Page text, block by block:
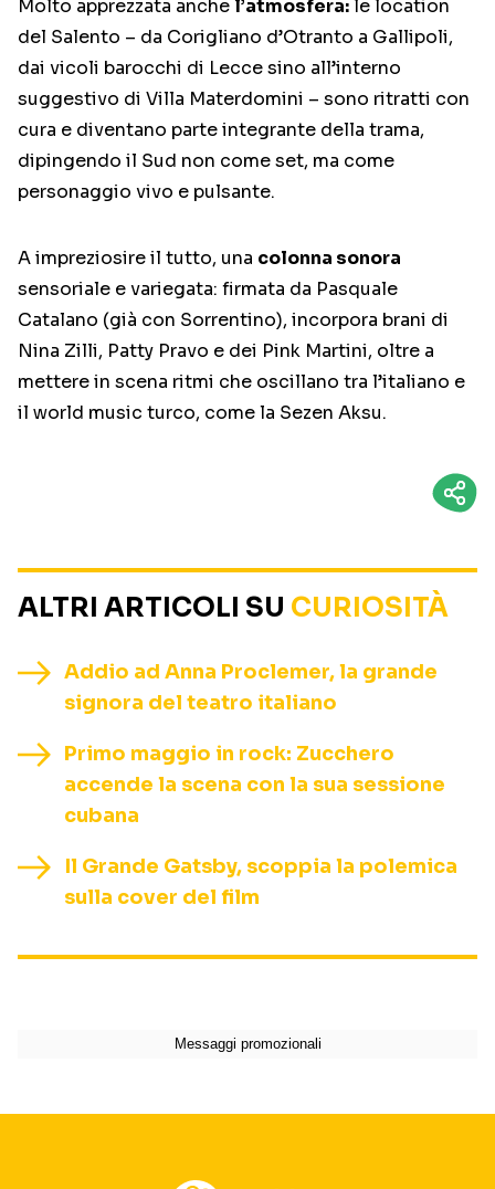
Molto apprezzata anche l’atmosfera:le location
del Salento – da Corigliano d’Otranto a Gallipoli,
dai vicoli barocchi di Lecce sino all’interno
suggestivo di Villa Materdomini – sono ritratti con
cura e diventano parte integrante della trama,
dipingendo il Sud non come set, ma come
personaggio vivo e pulsante.
A impreziosire il tutto, una colonna sonora
sensoriale e variegata: firmata da Pasquale
Catalano (già con Sorrentino), incorpora brani di
Nina Zilli, Patty Pravo e dei Pink Martini, oltre a
mettere in scena ritmi che oscillano tra l’italiano e
il world music turco, come la Sezen Aksu.
ALTRI ARTICOLI SU CURIOSITÀ
Addio ad Anna Proclemer, la grande
signora del teatro italiano
Primo maggio in rock: Zucchero
accende la scena con la sua sessione
cubana
Il Grande Gatsby, scoppia la polemica
sulla cover del film